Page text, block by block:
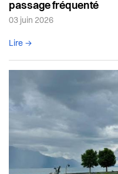
passage fréquenté
03 juin 2026
Lire →